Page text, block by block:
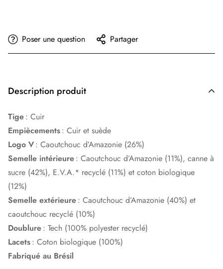
Poser une question Partager
Description produit
Tige: Cuir
Empiècements: Cuir et suède
Logo V: Caoutchouc d’Amazonie (26%)
Semelle intérieure: Caoutchouc d’Amazonie (11%), canne à
sucre (42%), E.V.A.* recyclé (11%) et coton biologique
(12%)
Semelle extérieure: Caoutchouc d’Amazonie (40%) et
caoutchouc recyclé (10%)
Doublure: Tech (100% polyester recyclé)
Lacets: Coton biologique (100%)
Fabriqué au Brésil